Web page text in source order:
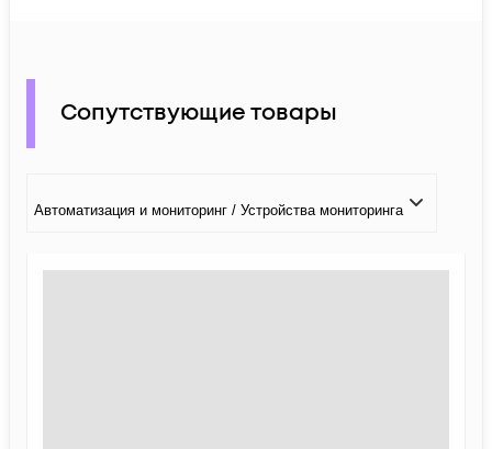
Сопутствующие товары
Автоматизация и мониторинг / Устройства мониторинга